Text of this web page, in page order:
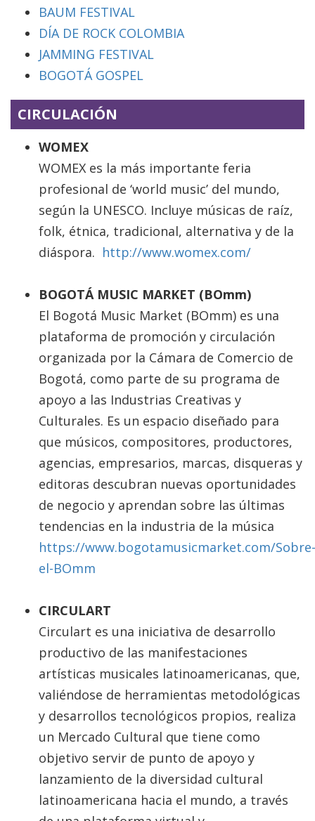
BAUM FESTIVAL
DÍA DE ROCK COLOMBIA
JAMMING FESTIVAL
BOGOTÁ GOSPEL
CIRCULACIÓN
WOMEX
WOMEX es la más importante feria
profesional de ‘world music’ del mundo,
según la UNESCO. Incluye músicas de raíz,
folk, étnica, tradicional, alternativa y de la
diáspora. http://www.womex.com/
BOGOTÁ MUSIC MARKET (BOmm)
El Bogotá Music Market (BOmm) es una
plataforma de promoción y circulación
organizada por la Cámara de Comercio de
Bogotá, como parte de su programa de
apoyo a las Industrias Creativas y
Culturales. Es un espacio diseñado para
que músicos, compositores, productores,
agencias, empresarios, marcas, disqueras y
editoras descubran nuevas oportunidades
de negocio y aprendan sobre las últimas
tendencias en la industria de la música
https://www.bogotamusicmarket.com/Sobre-
el-BOmm
CIRCULART
Circulart es una iniciativa de desarrollo
productivo de las manifestaciones
artísticas musicales latinoamericanas, que,
valiéndose de herramientas metodológicas
y desarrollos tecnológicos propios, realiza
un Mercado Cultural que tiene como
objetivo servir de punto de apoyo y
lanzamiento de la diversidad cultural
latinoamericana hacia el mundo, a través